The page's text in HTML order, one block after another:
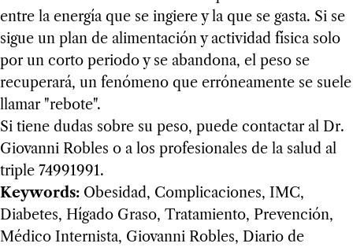
entre la energía que se ingiere y la que se gasta. Si se
sigue un plan de alimentación y actividad física solo
por un corto periodo y se abandona, el peso se
recuperará, un fenómeno que erróneamente se suele
llamar "rebote".
Si tiene dudas sobre su peso, puede contactar al Dr.
Giovanni Robles o a los profesionales de la salud al
triple 74991991.
Keywords: Obesidad, Complicaciones, IMC,
Diabetes, Hígado Graso, Tratamiento, Prevención,
Médico Internista, Giovanni Robles, Diario de